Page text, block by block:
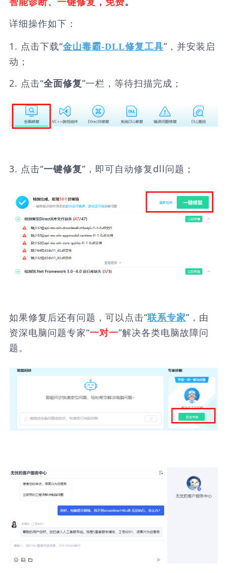
详细操作如下：
1. 点击下载“金山毒霸-DLL修复工具”，并安装启
动；
2. 点击“全面修复”一栏，等待扫描完成；
3. 点击“一键修复”，即可自动修复dll问题；
如果修复后还有问题，可以点击“联系专家”，由
资深电脑问题专家“一对一”解决各类电脑故障问
题。